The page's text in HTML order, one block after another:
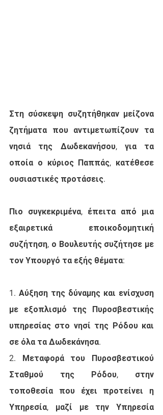
Στη σύσκεψη συζητήθηκαν μείζονα
ζητήματα που αντιμετωπίζουν τα
νησιά της Δωδεκανήσου, για τα
οποία ο κύριος Παππάς, κατέθεσε
ουσιαστικές προτάσεις.
Πιο συγκεκριμένα, έπειτα από μια
εξαιρετικά εποικοδομητική
συζήτηση, ο Βουλευτής συζήτησε με
τον Υπουργό τα εξής θέματα:
1. Αύξηση της δύναμης και ενίσχυση
με εξοπλισμό της Πυροσβεστικής
υπηρεσίας στο νησί της Ρόδου και
σε όλα τα Δωδεκάνησα.
2. Μεταφορά του Πυροσβεστικού
Σταθμού της Ρόδου, στην
τοποθεσία που έχει προτείνει η
Υπηρεσία, μαζί με την Υπηρεσία